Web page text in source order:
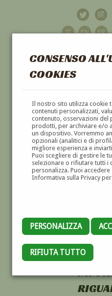
CONSENSO
COOKIES
Il nostro sito utilizza cookie
contenuti personalizzati,
contenuto, osservazioni del
prodotti, per archiviare e/o
un dispositivo. Vorremmo
opzionali (analitici e di
migliore esperienza e
Puoi scegliere di gestire le
selezionare o rifiutare tutti i
personalizza. Puoi accedere
Informativa sulla Privacy
PERSONALIZZA
RIFIUTA TUTTO
GALLERIA
DIPINTI E
HAI